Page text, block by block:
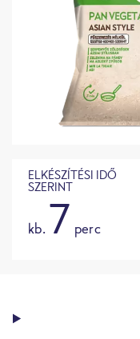
ELKÉSZÍTÉSI IDŐ
SZERINT
kb. 7 perc